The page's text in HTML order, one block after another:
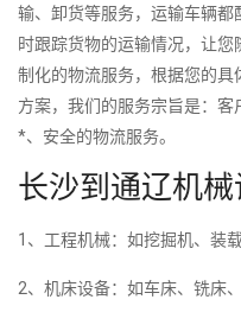
输、卸货等服务，运输车辆都
时跟踪货物的运输情况，让
制化的物流服务，根据您的
方案，我们的服务宗旨是：客
*、安全的物流服务。
长沙到通辽机
1、工程机械：如挖掘机、装
2、机床设备：如车床、铣床